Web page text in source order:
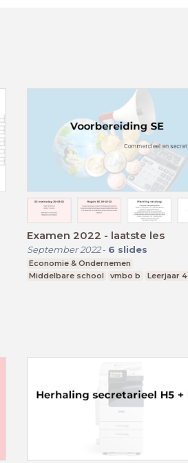
Examen 2022 - laatste les
September 2022- 6 slides
Economie & Ondernemen
Middelbare school
vmbo b Leerjaar 4